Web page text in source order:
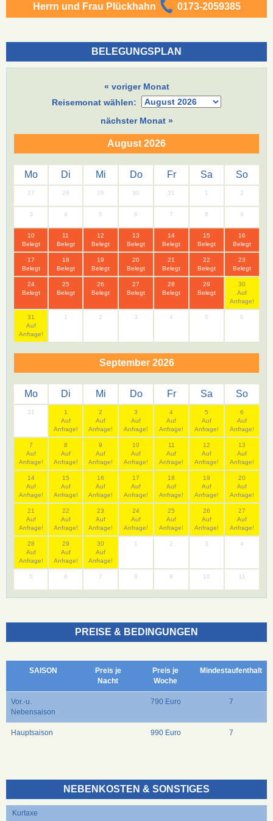
Herrn und Frau Plückhahn 0173-2059385
BELEGUNGSPLAN
« voriger Monat
Reisemonat wählen:
nächster Monat »
August 2026
Mo Di Mi Do Fr Sa So
27 28 29 30 31 1 2
3 4 5 6 7 8 9
10
Belegt
11
Belegt
12
Belegt
13
Belegt
14
Belegt
15
Belegt
16
Belegt
17
Belegt
18
Belegt
19
Belegt
20
Belegt
21
Belegt
22
Belegt
23
Belegt
24
Belegt
25
Belegt
26
Belegt
27
Belegt
28
Belegt
29
Belegt
30
Auf
Anfrage!
31
Auf
Anfrage!
1 2 3 4 5 6
September 2026
Mo Di Mi Do Fr Sa So
31
1
Auf
Anfrage!
2
Auf
Anfrage!
3
Auf
Anfrage!
4
Auf
Anfrage!
5
Auf
Anfrage!
6
Auf
Anfrage!
7
Auf
Anfrage!
8
Auf
Anfrage!
9
Auf
Anfrage!
10
Auf
Anfrage!
11
Auf
Anfrage!
12
Auf
Anfrage!
13
Auf
Anfrage!
14
Auf
Anfrage!
15
Auf
Anfrage!
16
Auf
Anfrage!
17
Auf
Anfrage!
18
Auf
Anfrage!
19
Auf
Anfrage!
20
Auf
Anfrage!
21
Auf
Anfrage!
22
Auf
Anfrage!
23
Auf
Anfrage!
24
Auf
Anfrage!
25
Auf
Anfrage!
26
Auf
Anfrage!
27
Auf
Anfrage!
28
Auf
Anfrage!
29
Auf
Anfrage!
30
Auf
Anfrage!
1 2 3 4
5 6 7 8 9 10 11
PREISE & BEDINGUNGEN
SAISON
Preis je
Nacht
Preis je
Woche
Mindestaufenthalt
Vor.-u.
Nebensaison
790 Euro 7
Hauptsaison 990 Euro 7
NEBENKOSTEN & SONSTIGES
Kurtaxe